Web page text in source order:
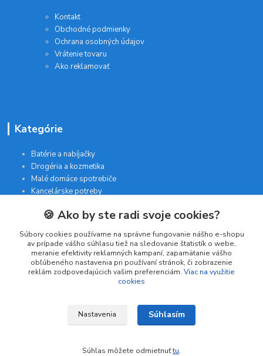
Kontakt
Obchodné podmienky
Ochrana osobných údajov
Vrátenie tovaru
Ako reklamovať
Kategórie
Batérie a nabíjačky
Drogéria a kozmetika
Malé domáce spotrebiče
Kancelárske potreby
Kontakt
INTERGAM s.r.o
Jelšová 5
🍪 Ako by ste radi svoje cookies?
Súbory cookies používame na správne fungovanie nášho e-shopu
av prípade vášho súhlasu tiež na sledovanie štatistík o webe,
meranie efektivity reklamných kampaní, zapamätanie vášho
obľúbeného nastavenia pri používaní stránok, či zobrazenie
reklám zodpovedajúcich vašim preferenciám. Viac na využitie
cookies
Nastavenia Súhlasím
Súhlas môžete odmietnuťtu.